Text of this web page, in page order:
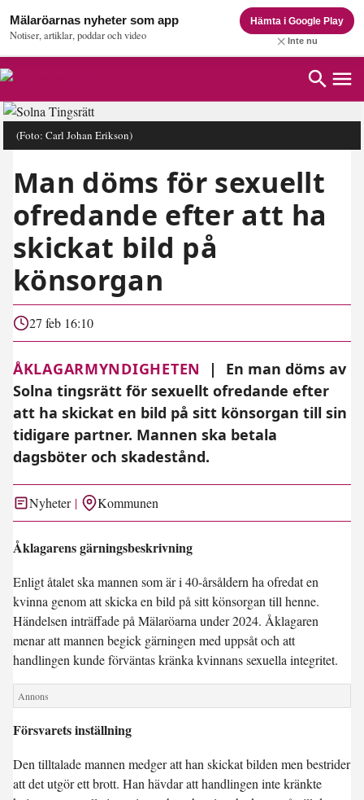
Mälaröarnas nyheter som app
Notiser, artiklar, poddar och video
Hämta i Google Play
Inte nu
(Foto: Carl Johan Erikson)
Man döms för sexuellt
ofredande efter att ha
skickat bild på
könsorgan
27 feb 16:10
ÅKLAGARMYNDIGHETEN |
En man döms av
Solna tingsrätt för sexuellt ofredande efter
att ha skickat en bild på sitt könsorgan till sin
tidigare partner. Mannen ska betala
dagsböter och skadestånd.
Nyheter Kommunen
Åklagarens gärningsbeskrivning
Enligt åtalet ska mannen som är i 40-årsåldern ha ofredat en
kvinna genom att skicka en bild på sitt könsorgan till henne.
Händelsen inträffade på Mälaröarna under 2024. Åklagaren
menar att mannen begick gärningen med uppsåt och att
handlingen kunde förväntas kränka kvinnans sexuella integritet.
Försvarets inställning
Den tilltalade mannen medger att han skickat bilden men bestrider
att det utgör ett brott. Han hävdar att handlingen inte kränkte